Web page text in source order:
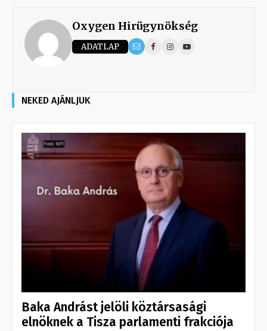
Oxygen Hirügynökség
ADATLAP
NEKED AJÁNLJUK
Baka Andrást jelöli köztársasági
elnöknek a Tisza parlamenti frakciója